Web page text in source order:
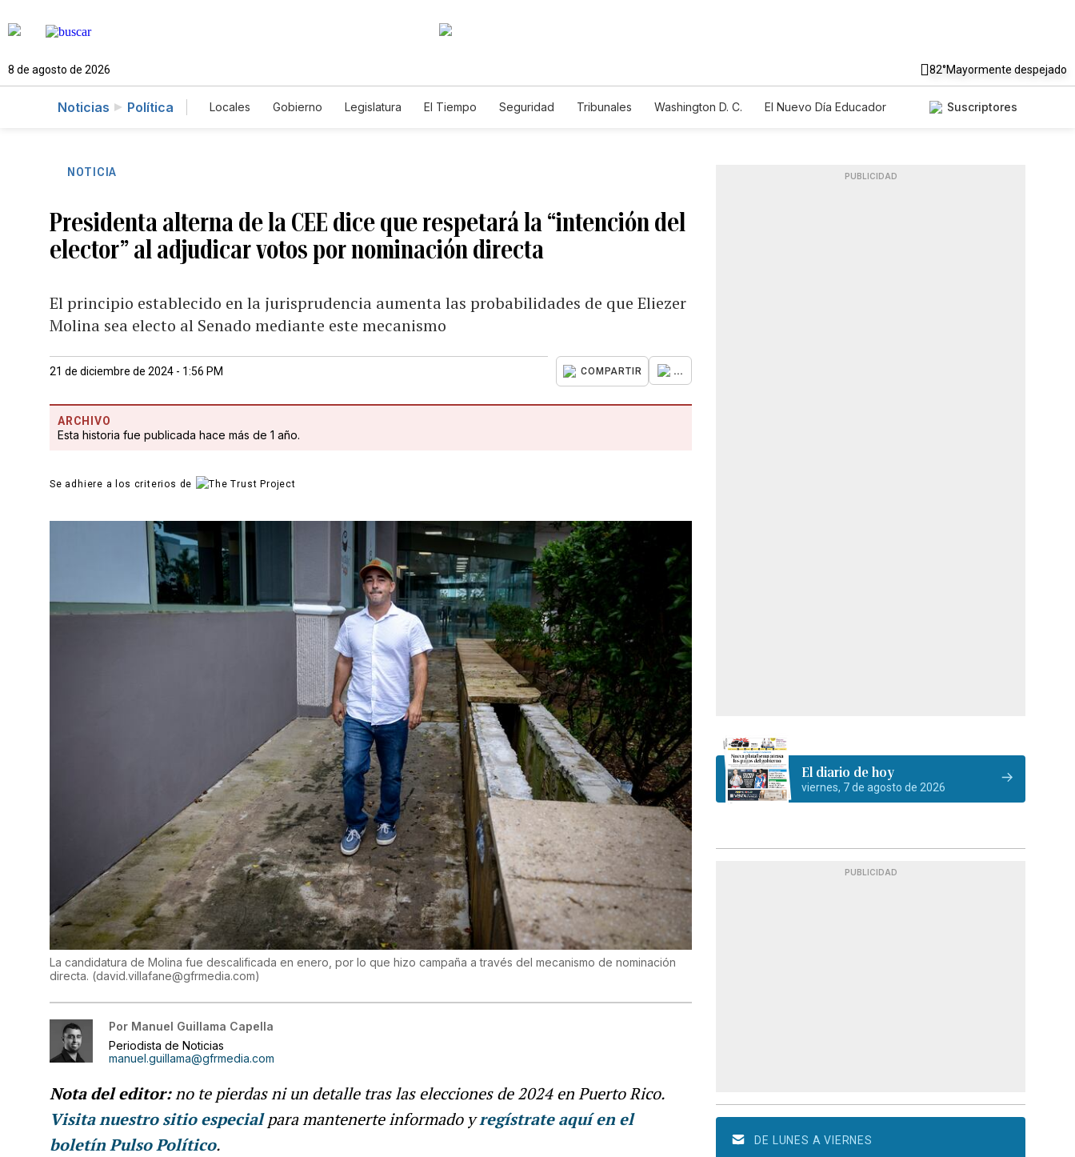
8 de agosto de 2026 82°Mayormente despejado
Noticias Política Locales Gobierno Legislatura El Tiempo Seguridad Tribunales Washington D. C.
El Nuevo Día Educador
Suscriptores
NOTICIA
Presidenta alterna de la CEE dice que respetará la “intención del
elector” al adjudicar votos por nominación directa
El principio establecido en la jurisprudencia aumenta las probabilidades de que Eliezer
Molina sea electo al Senado mediante este mecanismo
21 de diciembre de 2024 - 1:56 PM COMPARTIR ...
ARCHIVO
Esta historia fue publicada hace más de 1 año.
Se adhiere a los criterios de
La candidatura de Molina fue descalificada en enero, por lo que hizo campaña a través del mecanismo de nominación
directa. (david.villafane@gfrmedia.com)
Por Manuel Guillama Capella
Periodista de Noticias
manuel.guillama@gfrmedia.com
Nota del editor:no te pierdas ni un detalle tras las elecciones de 2024 en Puerto Rico.
Visita nuestro sitio especialpara mantenerte informado yregístrate aquí en el
boletín Pulso Político.
PUBLICIDAD
El diario de hoy
viernes, 7 de agosto de 2026
PUBLICIDAD
DE LUNES A VIERNES